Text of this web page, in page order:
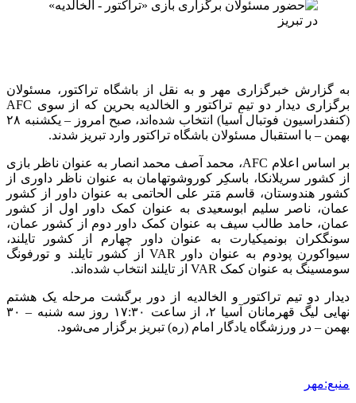
به گزارش خبرگزاری مهر و به نقل از باشگاه تراکتور، مسئولان
برگزاری دیدار دو تیم تراکتور و الخالدیه بحرین که از سوی AFC
(کنفدراسیون فوتبال آسیا) انتخاب شده‌اند، صبح امروز – یکشنبه ۲۸
بهمن – با استقبال مسئولان باشگاه تراکتور وارد تبریز شدند.
بر اساس اعلام AFC، محمد آصف محمد انصار به عنوان ناظر بازی
از کشور سریلانکا، باسکِر کوروشوتهامان به عنوان ناظر داوری از
کشور هندوستان، قاسم مَتر علی الحاتمی به عنوان داور از کشور
عمان، ناصر سلیم ابوسعیدی به عنوان کمک داور اول از کشور
عمان، حامد طالب سیف به عنوان کمک داور دوم از کشور عمان،
سونگکران بونمیکیارت به عنوان داور چهارم از کشور تایلند،
سیواکورن پودوم به عنوان داور VAR از کشور تایلند و تورفونگ
سومسینگ به عنوان کمک VAR از تایلند انتخاب شده‌اند.
دیدار دو تیم تراکتور و الخالدیه از دور برگشت مرحله یک هشتم
نهایی لیگ قهرمانان آسیا ۲، از ساعت ۱۷:۳۰ روز سه شنبه – ۳۰
بهمن – در ورزشگاه یادگار امام (ره) تبریز برگزار می‌شود.
منبع:مهر